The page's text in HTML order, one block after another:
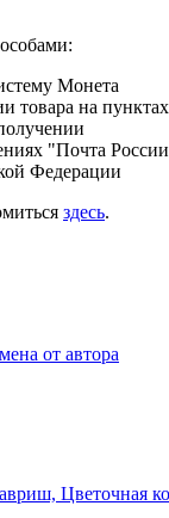
Монета
товара на
"Почта
Федерации
здесь.